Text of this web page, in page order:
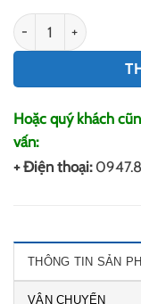
In Tranh Trang Trí
Hoặc quý khách
vấn:
+ Điện thoại:
THÔNG TIN SẢN
VẬN CHUYỂN